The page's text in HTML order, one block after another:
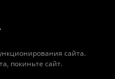
сайта.
покиньте сайт.